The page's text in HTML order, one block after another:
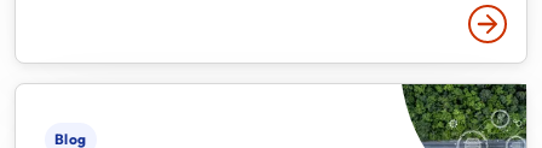
Blog